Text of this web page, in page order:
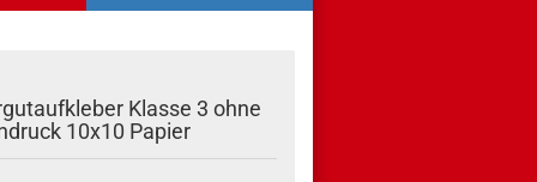
Klasse 3 ohne
10x10 Papier